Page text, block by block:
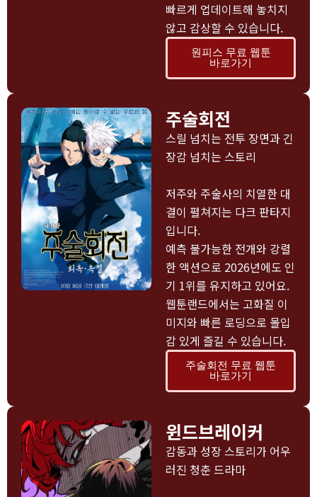
빠르게 업데이트해 놓치지
않고 감상할 수 있습니다.
원피스 무료 웹툰
바로가기
주술회전
스릴 넘치는 전투 장면과 긴
장감 넘치는 스토리
저주와 주술사의 치열한 대
결이 펼쳐지는 다크 판타지
입니다.
예측 불가능한 전개와 강렬
한 액션으로 2026년에도 인
기 1위를 유지하고 있어요.
웹툰랜드에서는 고화질 이
미지와 빠른 로딩으로 몰입
감 있게 즐길 수 있습니다.
주술회전 무료 웹툰
바로가기
윈드브레이커
감동과 성장 스토리가 어우
러진 청춘 드라마